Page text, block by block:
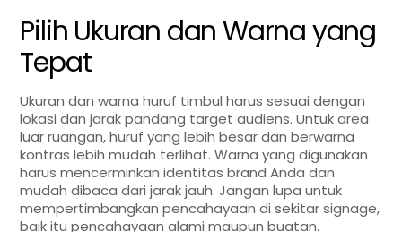
Pilih Ukuran dan Warna yang
Tepat
Ukuran dan warna huruf timbul harus sesuai dengan
lokasi dan jarak pandang target audiens. Untuk area
luar ruangan, huruf yang lebih besar dan berwarna
kontras lebih mudah terlihat. Warna yang digunakan
harus mencerminkan identitas brand Anda dan
mudah dibaca dari jarak jauh. Jangan lupa untuk
mempertimbangkan pencahayaan di sekitar signage,
baik itu pencahayaan alami maupun buatan.